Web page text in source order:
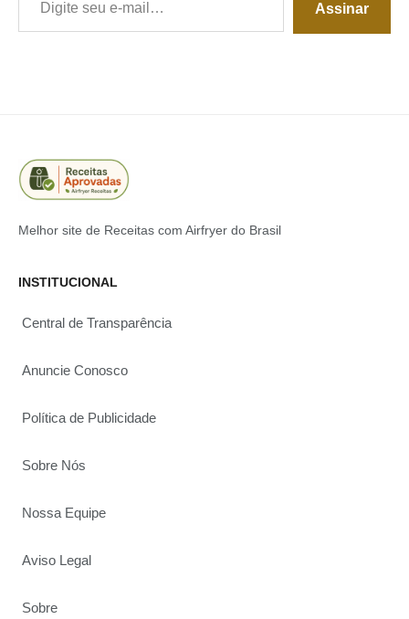
Assinar
Melhor site de Receitas com Airfryer do Brasil
INSTITUCIONAL
Central de Transparência
Anuncie Conosco
Política de Publicidade
Sobre Nós
Nossa Equipe
Aviso Legal
Sobre